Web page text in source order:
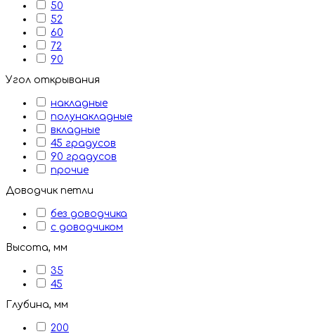
50
52
60
72
90
Угол открывания
накладные
полунакладные
вкладные
45 градусов
90 градусов
прочие
Доводчик петли
без доводчика
с доводчиком
Высота, мм
35
45
Глубина, мм
200